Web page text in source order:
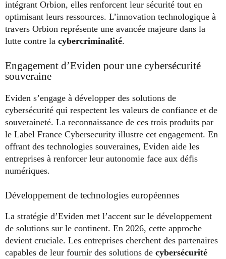
intégrant Orbion, elles renforcent leur sécurité tout en
optimisant leurs ressources. L’innovation technologique à
travers Orbion représente une avancée majeure dans la
lutte contre la cybercriminalité.
Engagement d’Eviden pour une cybersécurité
souveraine
Eviden s’engage à développer des solutions de
cybersécurité qui respectent les valeurs de confiance et de
souveraineté. La reconnaissance de ces trois produits par
le Label France Cybersecurity illustre cet engagement. En
offrant des technologies souveraines, Eviden aide les
entreprises à renforcer leur autonomie face aux défis
numériques.
Développement de technologies européennes
La stratégie d’Eviden met l’accent sur le développement
de solutions sur le continent. En 2026, cette approche
devient cruciale. Les entreprises cherchent des partenaires
capables de leur fournir des solutions de cybersécurité